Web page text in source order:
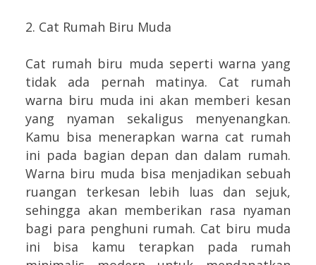
2. Cat Rumah Biru Muda
Cat rumah biru muda seperti warna yang
tidak ada pernah matinya. Cat rumah
warna biru muda ini akan memberi kesan
yang nyaman sekaligus menyenangkan.
Kamu bisa menerapkan warna cat rumah
ini pada bagian depan dan dalam rumah.
Warna biru muda bisa menjadikan sebuah
ruangan terkesan lebih luas dan sejuk,
sehingga akan memberikan rasa nyaman
bagi para penghuni rumah. Cat biru muda
ini bisa kamu terapkan pada rumah